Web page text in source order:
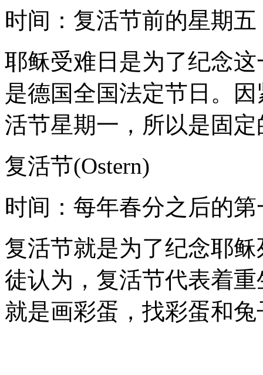
时间：复活节前的星期五
耶稣受难日是为了纪念
是德国全国法定节日。
活节星期一，所以是固
复活节(Ostern)
时间：每年春分之后的
复活节就是为了纪念耶
徒认为，复活节代表着
就是画彩蛋，找彩蛋和兔